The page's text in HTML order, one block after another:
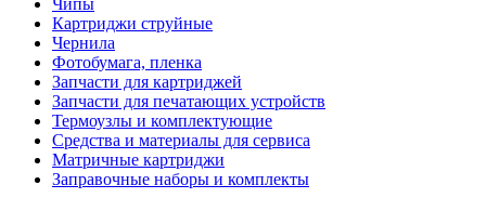
Чипы
Картриджи струйные
Чернила
Фотобумага, пленка
Запчасти для картриджей
Запчасти для печатающих устройств
Термоузлы и комплектующие
Средства и материалы для сервиса
Матричные картриджи
Заправочные наборы и комплекты